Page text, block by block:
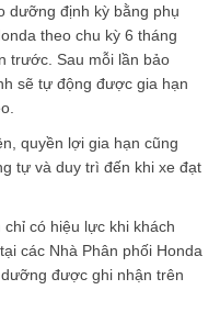
dưỡng định kỳ bằng phụ
theo chu kỳ 6 tháng
trước. Sau mỗi lần bảo
sẽ tự động được gia hạn
quyền lợi gia hạn cũng
tự và duy trì đến khi xe đạt
có hiệu lực khi khách
các Nhà Phân phối Honda
được ghi nhận trên